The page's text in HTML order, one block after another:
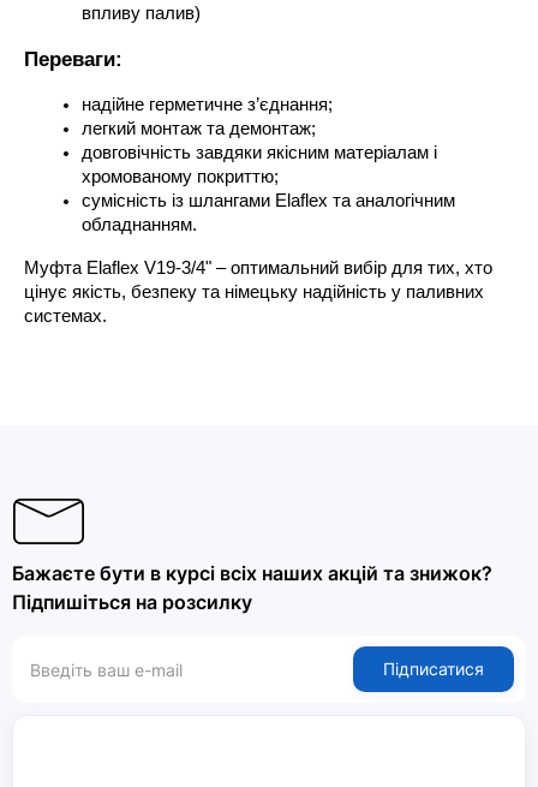
впливу палив)
Переваги:
надійне герметичне з’єднання;
легкий монтаж та демонтаж;
довговічність завдяки якісним матеріалам і
хромованому покриттю;
сумісність із шлангами Elaflex та аналогічним
обладнанням.
Муфта Elaflex V19-3/4" – оптимальний вибір для тих, хто
цінує якість, безпеку та німецьку надійність у паливних
системах.
Бажаєте бути в курсі всіх наших акцій та знижок?
Підпишіться на розсилку
Підписатися